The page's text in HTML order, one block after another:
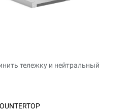
тележку и нейтральный